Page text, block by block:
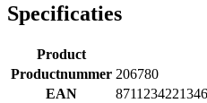
Specificaties
Product
Productnummer 206780
EAN
8711234221346